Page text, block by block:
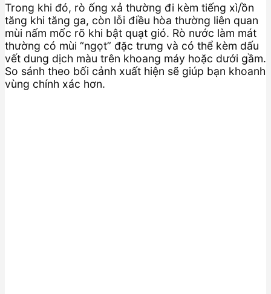
Trong khi đó, rò ống xả thường đi kèm tiếng xì/ồn
tăng khi tăng ga, còn lỗi điều hòa thường liên quan
mùi nấm mốc rõ khi bật quạt gió. Rò nước làm mát
thường có mùi “ngọt” đặc trưng và có thể kèm dấu
vết dung dịch màu trên khoang máy hoặc dưới gầm.
So sánh theo bối cảnh xuất hiện sẽ giúp bạn khoanh
vùng chính xác hơn.